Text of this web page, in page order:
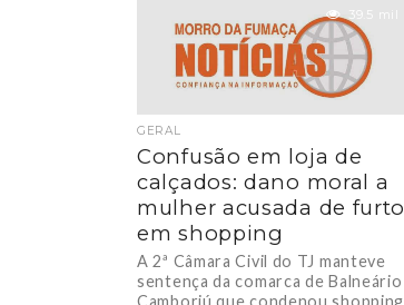
39.5 mil
GERAL
Confusão em loja de
calçados: dano moral a
mulher acusada de furto
em shopping
A 2ª Câmara Civil do TJ manteve
sentença da comarca de Balneário